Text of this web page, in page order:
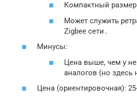
Компактный
Может служить
Zigbee сети․
Минусы:
Цена выше, чем у
аналогов (но здесь
Цена (ориентировочная):